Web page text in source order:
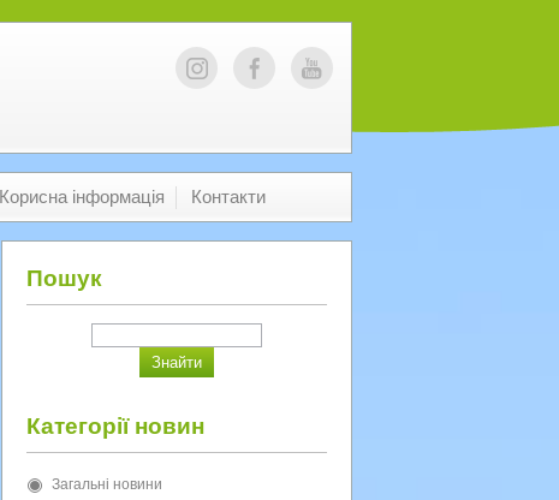
Корисна інформація Контакти
Пошук
Категорії новин
Загальні новини